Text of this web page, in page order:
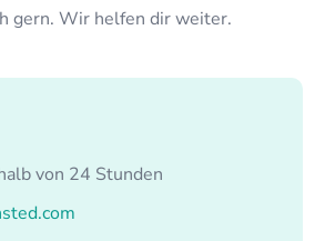
gern. Wir helfen dir weiter.
von 24 Stunden